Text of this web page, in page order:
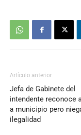
Artículo anterior
Jefa de Gabinete del
intendente reconoce
a municipio pero
ilegalidad